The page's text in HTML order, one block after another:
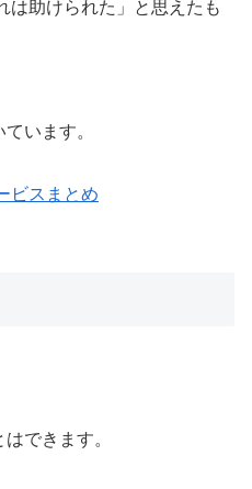
は助けられた」と思えたも
います。
ビスまとめ
できます。